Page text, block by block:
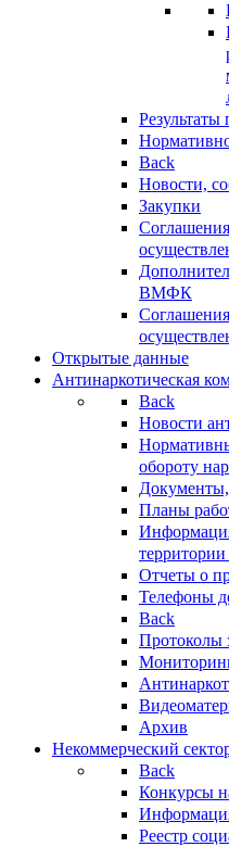
Back
Новости,
Закупки
ВМФК
Открытые данные
Антинаркотическая
Back
Новости
обороту
Документы,
Планы
Отчеты о
Телефоны
Back
Протоколы
Архив
Некоммерческий
Back
Конкурсы
Реестр